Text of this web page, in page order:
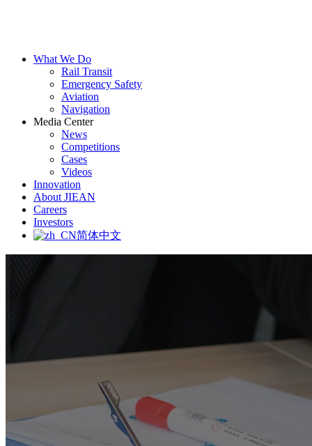
What We Do
Rail Transit
Emergency Safety
Aviation
Navigation
Media Center
News
Competitions
Cases
Videos
Innovation
About JIEAN
Careers
Investors
简体中文